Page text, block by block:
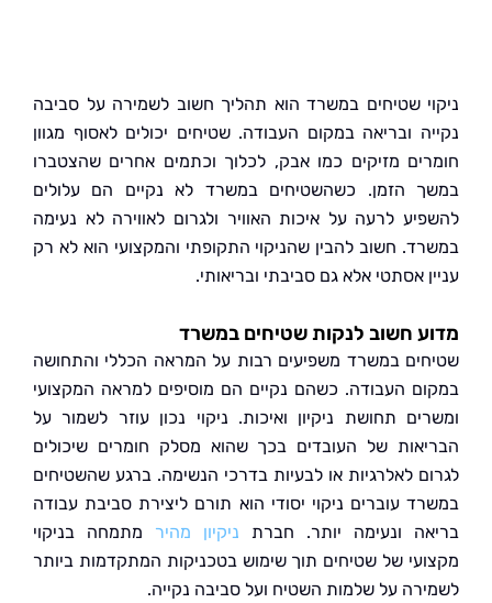
שטיחים במשרד הוא תהליך חשוב לשמירה על סביבה
ובריאה במקום העבודה. שטיחים יכולים לאסוף מגוון
מזיקים כמו אבק, לכלוך וכתמים אחרים שהצטברו
הזמן. כשהשטיחים במשרד לא נקיים הם עלולים
לרעה על איכות האוויר ולגרום לאווירה לא נעימה
חשוב להבין שהניקוי התקופתי והמקצועי הוא לא רק
אסתטי אלא גם סביבתי ובריאותי.
חשוב לנקות שטיחים במשרד
במשרד משפיעים רבות על המראה הכללי והתחושה
העבודה. כשהם נקיים הם מוסיפים למראה המקצועי
תחושת ניקיון ואיכות. ניקוי נכון עוזר לשמור על
של העובדים בכך שהוא מסלק חומרים שיכולים
לאלרגיות או לבעיות בדרכי הנשימה. ברגע שהשטיחים
עוברים ניקוי יסודי הוא תורם ליצירת סביבת עבודה
ונעימה יותר. חברת
ניקיון מהירמתמחה בניקוי
של שטיחים תוך שימוש בטכניקות המתקדמות ביותר
על שלמות השטיח ועל סביבה נקייה.